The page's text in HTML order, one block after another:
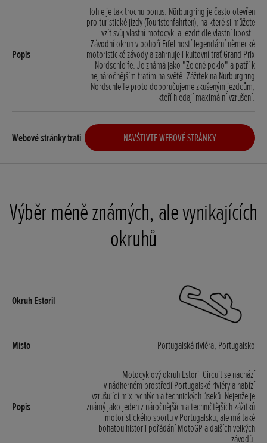
Tohle je tak trochu bonus. Nürburgring je často otevřen
pro turistické jízdy (Touristenfahrten), na které si můžete
vzít svůj vlastní motocykl a jezdit dle vlastní libosti.
Závodní okruh v pohoří Eifel hostí legendární německé
motoristické závody a zahrnuje i kultovní trať Grand Prix
Nordschleife. Je známá jako "Zelené peklo" a patří k
nejnáročnějším tratím na světě. Zážitek na Nürburgring
Nordschleife proto doporučujeme zkušeným jezdcům,
kteří hledají maximální vzrušení.
NAVŠTIVTE WEBOVÉ STRÁNKY
Výběr méně známých, ale vynikajících
okruhů
Portugalská riviéra, Portugalsko
Motocyklový okruh Estoril Circuit se nachází
v nádherném prostředí Portugalské riviéry a nabízí
vzrušující mix rychlých a technických úseků. Nejenže je
známý jako jeden z náročnějších a techničtějších zážitků
motoristického sportu v Portugalsku, ale má také
bohatou historii pořádání MotoGP a dalších velkých
závodů.